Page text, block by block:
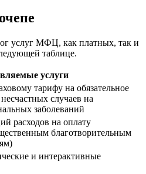
услуг МФЦ, как платных, так и
таблице.
услуги
тарифу на обязательное
случаев на
заболеваний
расходов на оплату
благотворительным
и интерактивные